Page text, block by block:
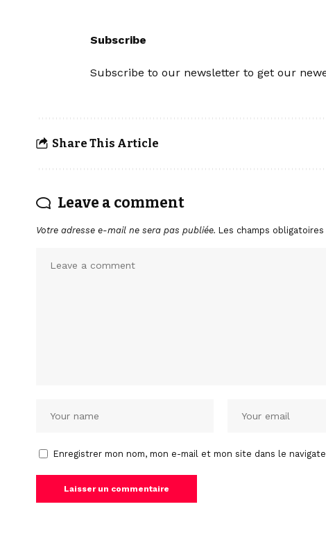
Subscribe
Subscribe to our newsletter to get our
Share This Article
Leave a comment
Votre adresse e-mail ne sera pas publiée. Les champs
Enregistrer mon nom, mon e-mail et mon site dans le